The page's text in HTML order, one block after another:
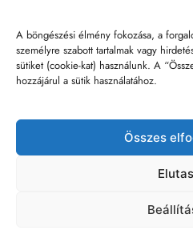
A böngészési élmény fokozása, a
személyre szabott tartalmak vagy
sütiket (cookie-kat) használunk. A
hozzájárul a sütik használatához.
Összes